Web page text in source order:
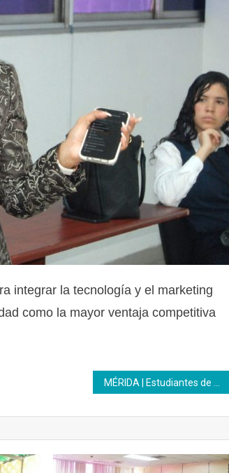
integrar la tecnología y el marketing
como la mayor ventaja competitiva